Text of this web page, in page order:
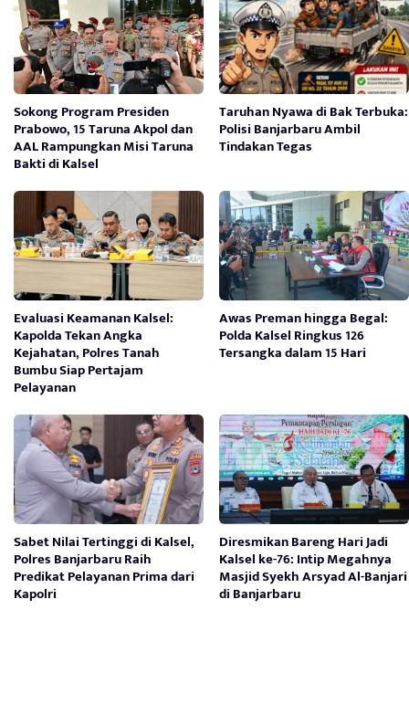
Sokong Program Presiden
Prabowo, 15 Taruna Akpol dan
AAL Rampungkan Misi Taruna
Bakti di Kalsel
Taruhan Nyawa di Bak Terbuka:
Polisi Banjarbaru Ambil
Tindakan Tegas
Evaluasi Keamanan Kalsel:
Kapolda Tekan Angka
Kejahatan, Polres Tanah
Bumbu Siap Pertajam
Pelayanan
Awas Preman hingga Begal:
Polda Kalsel Ringkus 126
Tersangka dalam 15 Hari
Sabet Nilai Tertinggi di Kalsel,
Polres Banjarbaru Raih
Predikat Pelayanan Prima dari
Kapolri
Diresmikan Bareng Hari Jadi
Kalsel ke-76: Intip Megahnya
Masjid Syekh Arsyad Al-Banjari
di Banjarbaru